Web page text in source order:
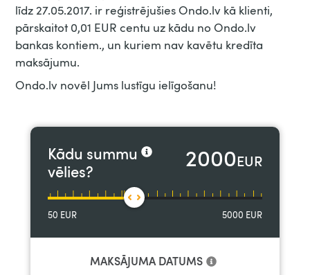
līdz 27.05.2017. ir reģistrējušies Ondo.lv kā klienti,
pārskaitot 0,01 EUR centu uz kādu no Ondo.lv
bankas kontiem., un kuriem nav kavētu kredīta
maksājumu.
Ondo.lv novēl Jums lustīgu ielīgošanu!
Kādu summu
vēlies?
2000EUR
50 EUR 5000 EUR
MAKSĀJUMA DATUMS